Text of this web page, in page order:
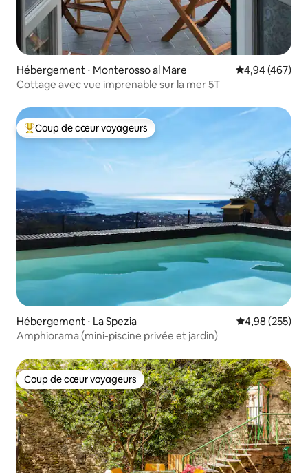
Hébergement ⋅ Monterosso al Mare Évaluation
4,94 (467)
Cottage avec vue imprenable sur la mer 5T
Coups de cœur voyageurs les plus appréciés
Coup de cœur voyageurs
Hébergement ⋅ La Spezia Évaluation
4,98 (255)
Amphiorama (mini-piscine privée et jardin)
Coup de cœur voyageurs
Coup de cœur voyageurs